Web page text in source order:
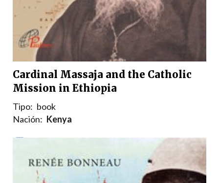
Cardinal Massaja and the Catholic
Mission in Ethiopia
Tipo: book
Nación: Kenya